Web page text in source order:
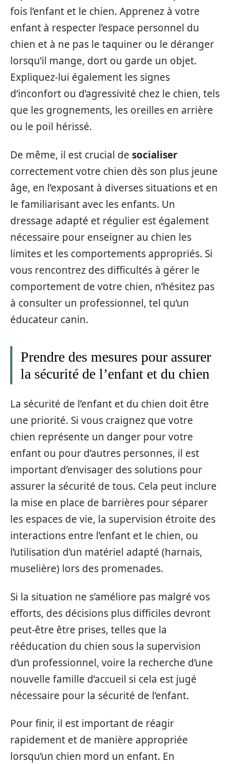
fois l’enfant et le chien. Apprenez à votre
enfant à respecter l’espace personnel du
chien et à ne pas le taquiner ou le déranger
lorsqu’il mange, dort ou garde un objet.
Expliquez-lui également les signes
d’inconfort ou d’agressivité chez le chien, tels
que les grognements, les oreilles en arrière
ou le poil hérissé.
De même, il est crucial de socialiser
correctement votre chien dès son plus jeune
âge, en l’exposant à diverses situations et en
le familiarisant avec les enfants. Un
dressage adapté et régulier est également
nécessaire pour enseigner au chien les
limites et les comportements appropriés. Si
vous rencontrez des difficultés à gérer le
comportement de votre chien, n’hésitez pas
à consulter un professionnel, tel qu’un
éducateur canin.
Prendre des mesures pour assurer
la sécurité de l’enfant et du chien
La sécurité de l’enfant et du chien doit être
une priorité. Si vous craignez que votre
chien représente un danger pour votre
enfant ou pour d’autres personnes, il est
important d’envisager des solutions pour
assurer la sécurité de tous. Cela peut inclure
la mise en place de barrières pour séparer
les espaces de vie, la supervision étroite des
interactions entre l’enfant et le chien, ou
l’utilisation d’un matériel adapté (harnais,
muselière) lors des promenades.
Si la situation ne s’améliore pas malgré vos
efforts, des décisions plus difficiles devront
peut-être être prises, telles que la
rééducation du chien sous la supervision
d’un professionnel, voire la recherche d’une
nouvelle famille d’accueil si cela est jugé
nécessaire pour la sécurité de l’enfant.
Pour finir, il est important de réagir
rapidement et de manière appropriée
lorsqu’un chien mord un enfant. En